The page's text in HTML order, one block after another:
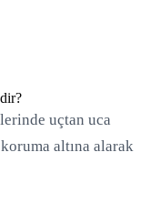
uçtan uca
altına alarak